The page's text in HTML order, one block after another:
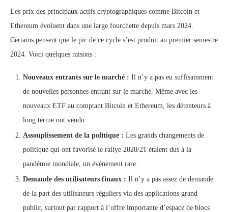
Les prix des principaux actifs cryptographiques comme Bitcoin et
Ethereum évoluent dans une large fourchette depuis mars 2024.
Certains pensent que le pic de ce cycle s’est produit au premier semestre
2024. Voici quelques raisons :
Nouveaux entrants sur le marché : Il n’y a pas eu suffisamment
de nouvelles personnes entrant sur le marché. Même avec les
nouveaux ETF au comptant Bitcoin et Ethereum, les détenteurs à
long terme ont vendu.
Assouplissement de la politique : Les grands changements de
politique qui ont favorisé le rallye 2020/21 étaient dus à la
pandémie mondiale, un événement rare.
Demande des utilisateurs finaux : Il n’y a pas assez de demande
de la part des utilisateurs réguliers via des applications grand
public, surtout par rapport à l’offre importante d’espace de blocs